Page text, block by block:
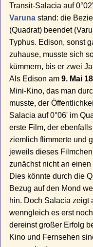
Transit-Salacia auf
Varuna stand: die
(Quadrat) beendet
Typhus. Edison, sonst
zuhause, musste sich
kümmern, bis er zwei
Als Edison am9. Mai
Mini-Kino, das man
musste, der
Salacia auf 0°06' im
erste Film, der
ziemlich flimmerte und
jeweils dieses
zunächst nicht an
Dies könnte durch die
Bezug auf den Mond
hin. Doch Salacia zeigt
wenngleich es erst
dereinst großer Erfolg
Kino und Fernsehen